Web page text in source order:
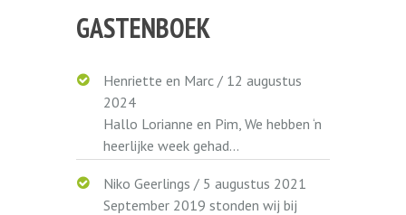
GASTENBOEK
Henriette en Marc / 12 augustus
2024
Hallo Lorianne en Pim, We hebben ‘n
heerlijke week gehad...
Niko Geerlings / 5 augustus 2021
September 2019 stonden wij bij